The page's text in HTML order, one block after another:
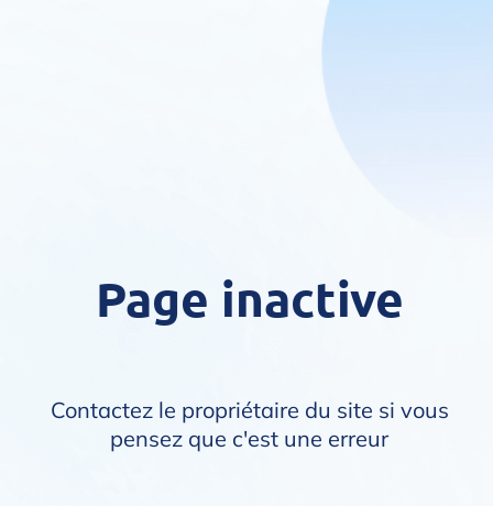
Page inactive
Contactez le propriétaire du site si vous
pensez que c'est une erreur